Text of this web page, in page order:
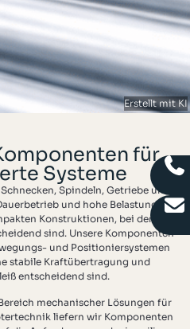
Erstellt mit KI
für
Systeme
Spindeln, Getriebe und
und hohe Belastungen
Konstruktionen, bei denen
sind. Unsere Komponenten
und Positioniersystemen
stabile Kraftübertragung und
entscheidend sind.
mechanischer Lösungen für
liefern wir Komponenten